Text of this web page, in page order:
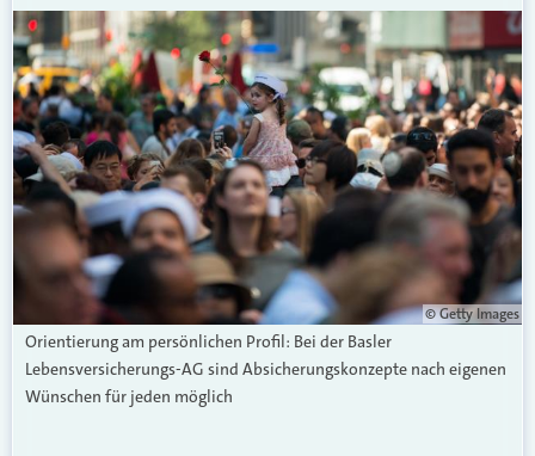
© Getty Images
Orientierung am persönlichen Profil: Bei der Basler
Lebensversicherungs-AG sind Absicherungskonzepte nach eigenen
Wünschen für jeden möglich